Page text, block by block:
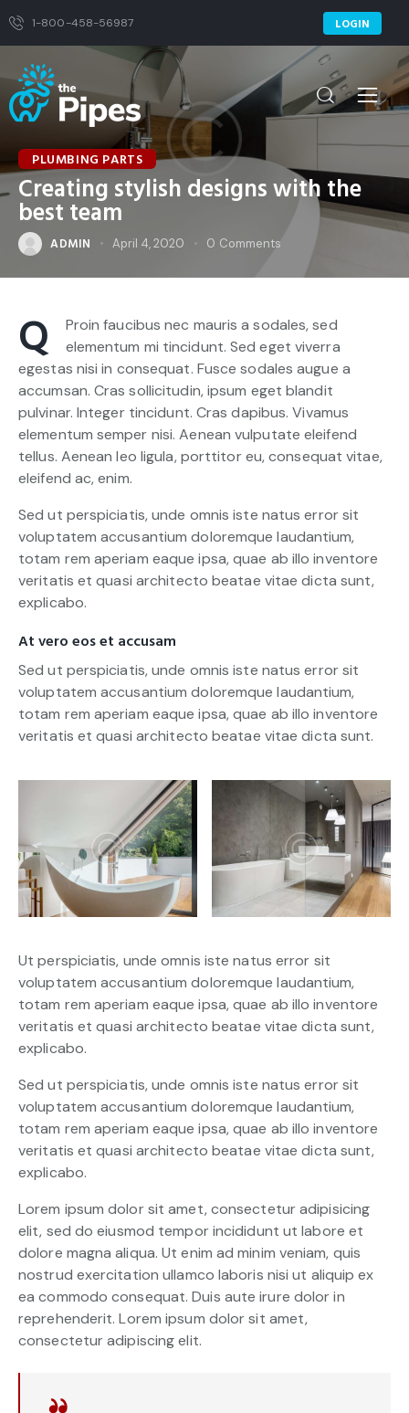
1-800-458-56987 LOGIN
PLUMBING PARTS
Creating stylish designs with the
best team
ADMIN April 4, 2020 0 Comments
Q
Proin faucibus nec mauris a sodales, sed
elementum mi tincidunt. Sed eget viverra
egestas nisi in consequat. Fusce sodales augue a
accumsan. Cras sollicitudin, ipsum eget blandit
pulvinar. Integer tincidunt. Cras dapibus. Vivamus
elementum semper nisi. Aenean vulputate eleifend
tellus. Aenean leo ligula, porttitor eu, consequat vitae,
eleifend ac, enim.
Sed ut perspiciatis, unde omnis iste natus error sit
voluptatem accusantium doloremque laudantium,
totam rem aperiam eaque ipsa, quae ab illo inventore
veritatis et quasi architecto beatae vitae dicta sunt,
explicabo.
At vero eos et accusam
Sed ut perspiciatis, unde omnis iste natus error sit
voluptatem accusantium doloremque laudantium,
totam rem aperiam eaque ipsa, quae ab illo inventore
veritatis et quasi architecto beatae vitae dicta sunt.
Ut perspiciatis, unde omnis iste natus error sit
voluptatem accusantium doloremque laudantium,
totam rem aperiam eaque ipsa, quae ab illo inventore
veritatis et quasi architecto beatae vitae dicta sunt,
explicabo.
Sed ut perspiciatis, unde omnis iste natus error sit
voluptatem accusantium doloremque laudantium,
totam rem aperiam eaque ipsa, quae ab illo inventore
veritatis et quasi architecto beatae vitae dicta sunt,
explicabo.
Lorem ipsum dolor sit amet, consectetur adipisicing
elit, sed do eiusmod tempor incididunt ut labore et
dolore magna aliqua. Ut enim ad minim veniam, quis
nostrud exercitation ullamco laboris nisi ut aliquip ex
ea commodo consequat. Duis aute irure dolor in
reprehenderit. Lorem ipsum dolor sit amet,
consectetur adipiscing elit.